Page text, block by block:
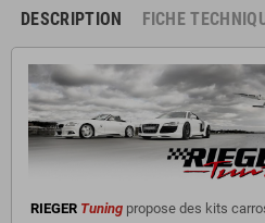
DESCRIPTION FICHE
RIEGER Tuning propose des kits